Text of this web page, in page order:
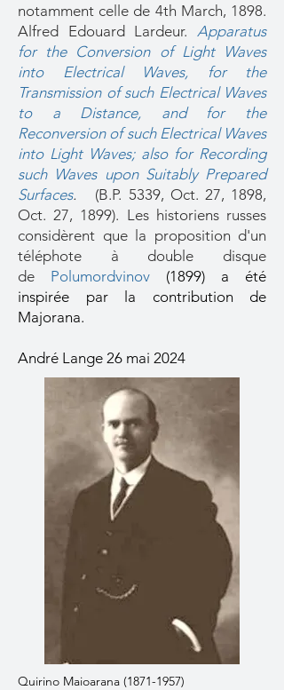
notamment celle de 4th March, 1898.
Alfred Edouard Lardeur. Apparatus
for the Conversion of Light Waves
into Electrical Waves, for the
Transmission of such Electrical Waves
to a Distance, and for the
Reconversion of such Electrical Waves
into Light Waves; also for Recording
such Waves upon Suitably Prepared
Surfaces.
(B.P. 5339, Oct. 27, 1898,
Oct. 27, 1899). Les historiens russes
considèrent que la proposition d'un
téléphote à double disque
de Polumordvinov (1899) a été
inspirée par la contribution de
Majorana.
André Lange 26 mai 2024
Quirino Maioarana (1871-1957)